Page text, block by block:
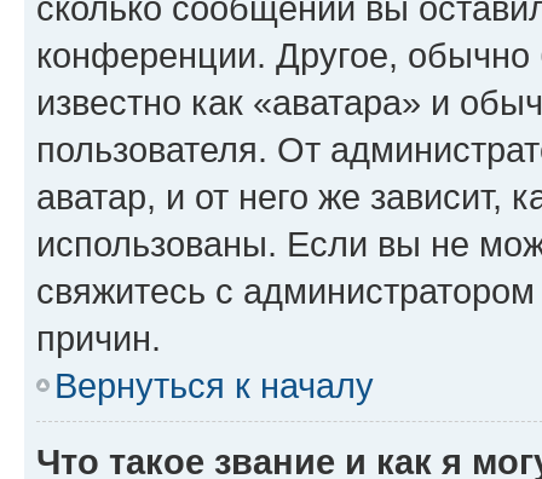
конференции. Другое,
известно как «аватара» и
пользователя. От
аватар, и от него же зависит,
использованы. Если вы не
свяжитесь с
причин.
Вернуться к началу
Что такое звание и как я